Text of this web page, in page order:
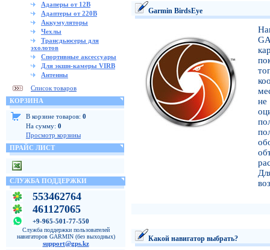
Адаперы от 12В
Адаптеры от 220В
Аккумуляторы
Чехлы
Трансдьюсеры для
эхолотов
Спортивные аксессуары
Для экшн-камеры VIRB
Антенны
Список товаров
КОРЗИНА
В корзине товаров: 0
На сумму: 0
Просмотр корзины
ПРАЙС ЛИСТ
СЛУЖБА ПОДДЕРЖКИ
553462764
461127065
+9-965-501-77-550
Служба поддержки пользователей
навигаторов GARMIN (без выходных)
support@gps.kz
Garmin BirdsEye
Какой навигатор выбрать?